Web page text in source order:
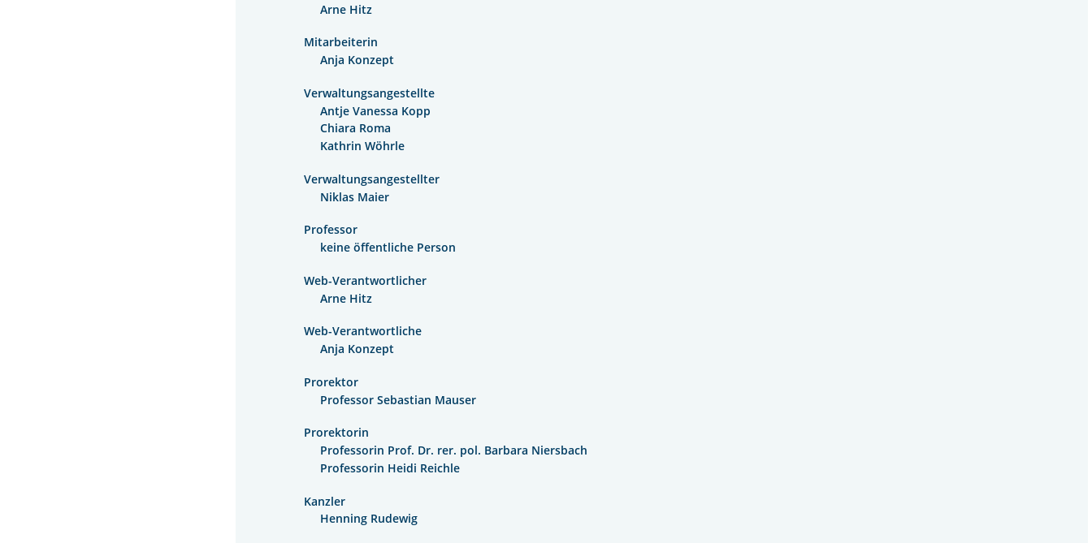
Arne Hitz
Mitarbeiterin
Anja Konzept
Verwaltungsangestellte
Antje Vanessa Kopp
Chiara Roma
Kathrin Wöhrle
Verwaltungsangestellter
Niklas Maier
Professor
keine öffentliche Person
Web-Verantwortlicher
Arne Hitz
Web-Verantwortliche
Anja Konzept
Prorektor
Professor Sebastian Mauser
Prorektorin
Professorin Prof. Dr. rer. pol. Barbara Niersbach
Professorin Heidi Reichle
Kanzler
Henning Rudewig